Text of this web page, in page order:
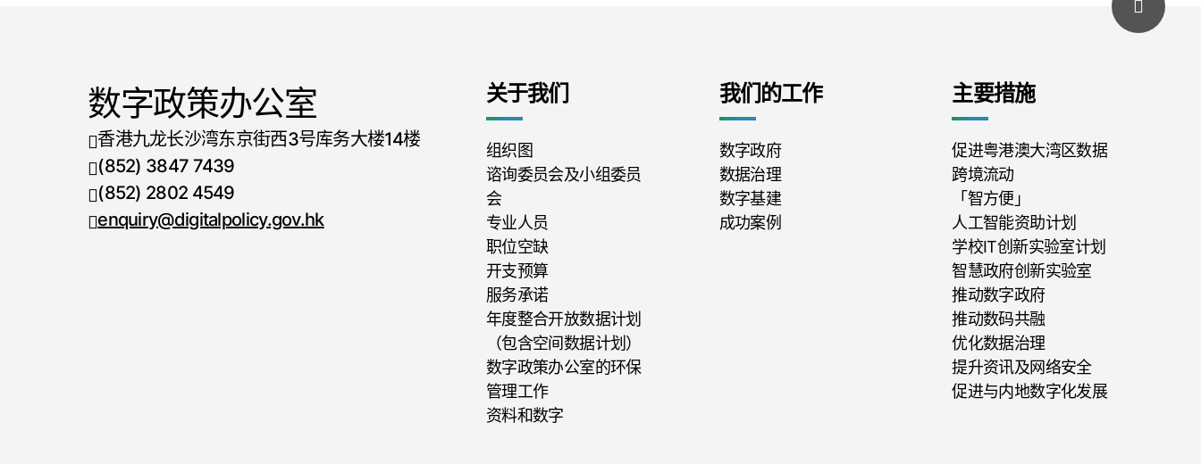
数字政策办公室
香港九龙长沙湾东京街西3号库务大楼14楼
电话号码
(852) 3847 7439
传真号码
(852) 2802 4549
enquiry@digitalpolicy.gov.hk
关于我们
组织图
谘询委员会及小组委员
会
专业人员
职位空缺
开支预算
服务承诺
年度整合开放数据计划
（包含空间数据计划）
数字政策办公室的环保
管理工作
资料和数字
我们的工作
数字政府
数据治理
数字基建
成功案例
主要措施
促进粤港澳大湾区数据
跨境流动
「智方便」
人工智能资助计划
学校IT创新实验室计划
智慧政府创新实验室
推动数字政府
推动数码共融
优化数据治理
提升资讯及网络安全
促进与内地数字化发展